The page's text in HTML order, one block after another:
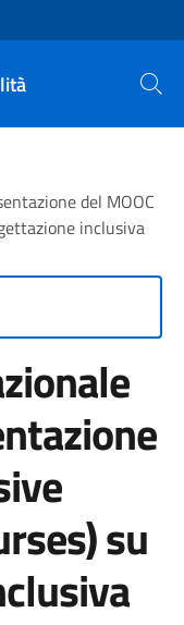
Cerca
del MOOC
inclusiva
su